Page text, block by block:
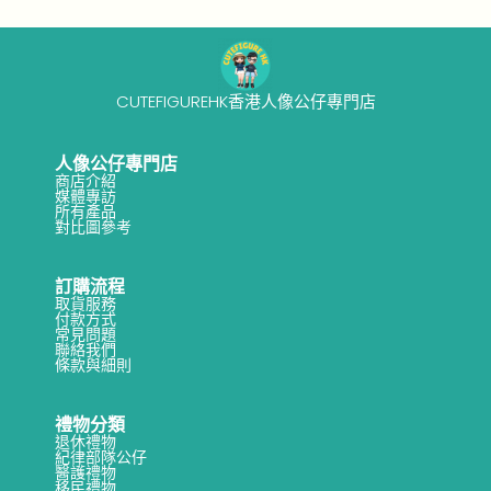
n
-
7CUTEFIGUREHK香港人像公仔專門店
人像公仔專門店
商店介紹
媒體專訪
所有產品
對比圖參考
訂購流程
取貨服務
付款方式
常見問題
聯絡我們
條款與細則
禮物分類
退休禮物
紀律部隊公仔
醫護禮物